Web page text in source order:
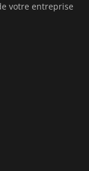
votre entreprise